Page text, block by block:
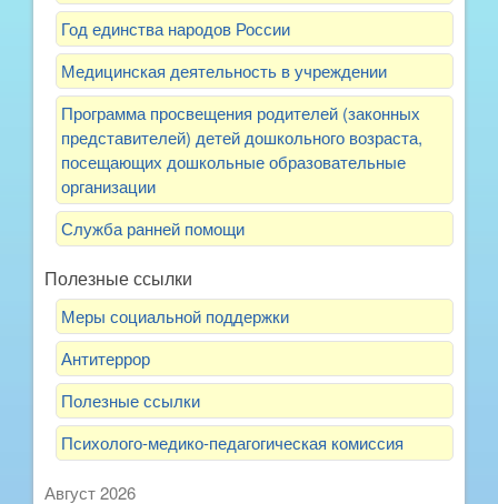
Год единства народов России
Медицинская деятельность в учреждении
Программа просвещения родителей (законных
представителей) детей дошкольного возраста,
посещающих дошкольные образовательные
организации
Служба ранней помощи
Полезные ссылки
Меры социальной поддержки
Антитеррор
Полезные ссылки
Психолого-медико-педагогическая комиссия
Август 2026